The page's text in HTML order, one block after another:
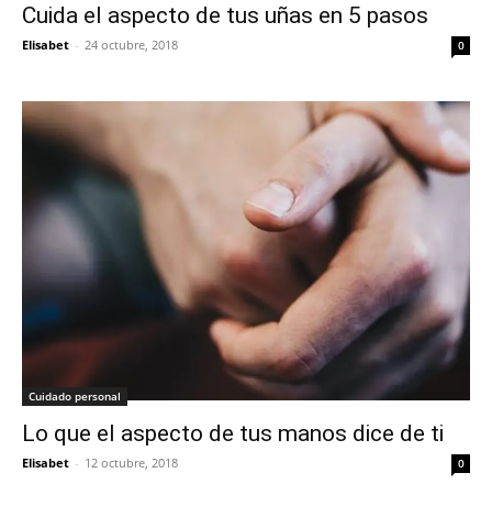
Cuida el aspecto de tus uñas en 5 pasos
Elisabet - 24 octubre, 2018 0
Cuidado personal
Lo que el aspecto de tus manos dice de ti
Elisabet - 12 octubre, 2018 0